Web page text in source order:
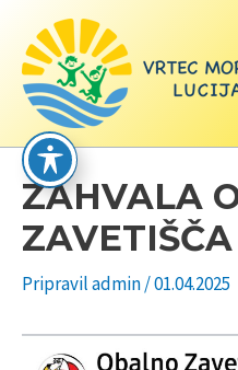
content
ZAHVALA
ZAVETIŠČA
Pripraviladmin/01.04.2025